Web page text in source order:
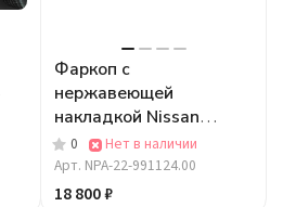
Фаркоп с
нержавеющей
накладкой Nissan
Pathfinder R53 2022-...
съемное крепление
шара под американский
0
Нет в наличии
Арт. NPA-22-991124.00
18 800 ₽